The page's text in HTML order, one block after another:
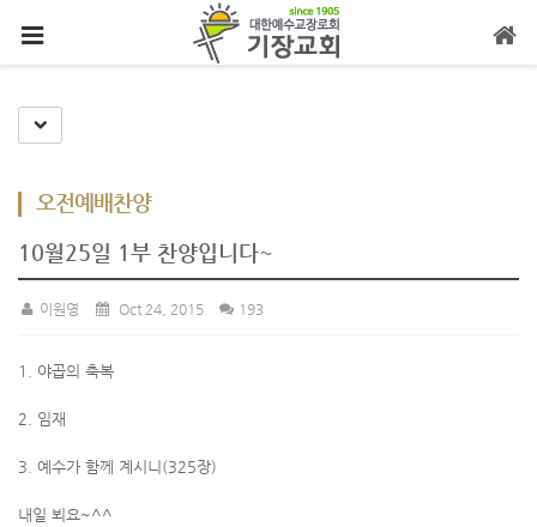
Toggle Dropdown
오전예배찬양
10월25일 1부 찬양입니다~
이원영 Oct 24, 2015 193
1. 야곱의 축복
2. 임재
3. 예수가 함께 계시니(325장)
내일 뵈요~^^